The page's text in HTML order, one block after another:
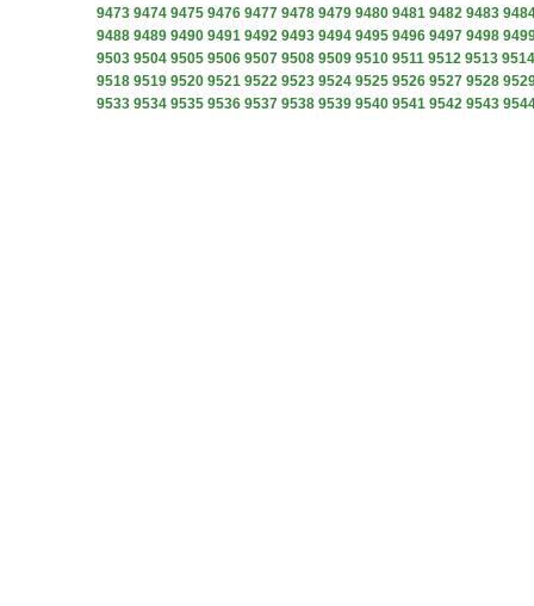
9473 9474 9475 9476 9477 9478 9479 9480 9481 9482 9483
9488 9489 9490 9491 9492 9493 9494 9495 9496 9497 9498
9503 9504 9505 9506 9507 9508 9509 9510 9511 9512 9513 9514
9518 9519 9520 9521 9522 9523 9524 9525 9526 9527 9528
9533 9534 9535 9536 9537 9538 9539 9540 9541 9542 9543